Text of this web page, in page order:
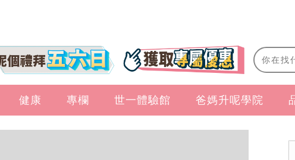
健康 專欄 世一體驗館 爸媽升呢學院